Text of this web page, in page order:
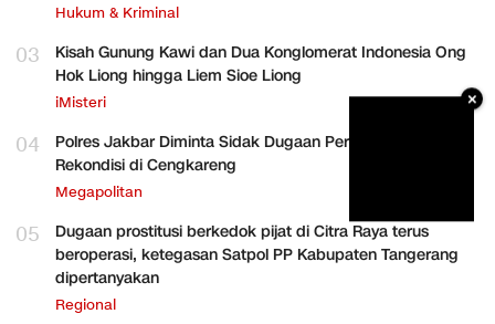
Hukum & Kriminal
03
Kisah Gunung Kawi dan Dua Konglomerat Indonesia Ong
Hok Liong hingga Liem Sioe Liong
iMisteri
04
Polres Jakbar Diminta Sidak Dugaan Perakitan HP
Rekondisi di Cengkareng
Megapolitan
05
Dugaan prostitusi berkedok pijat di Citra Raya terus
beroperasi, ketegasan Satpol PP Kabupaten Tangerang
dipertanyakan
Regional
×